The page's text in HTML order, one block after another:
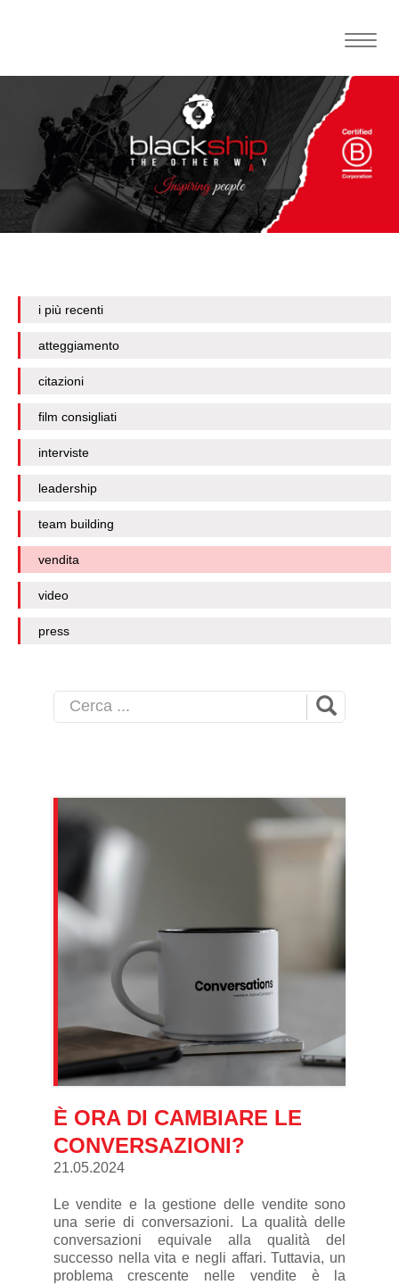
Toggle
i più recenti
atteggiamento
citazioni
film consigliati
interviste
leadership
team building
vendita
video
press
È ORA DI CAMBIARE LE
CONVERSAZIONI?
21.05.2024
Le vendite e la gestione delle vendite sono
una serie di conversazioni. La qualità delle
conversazioni equivale alla qualità del
successo nella vita e negli affari. Tuttavia, un
problema crescente nelle vendite è la